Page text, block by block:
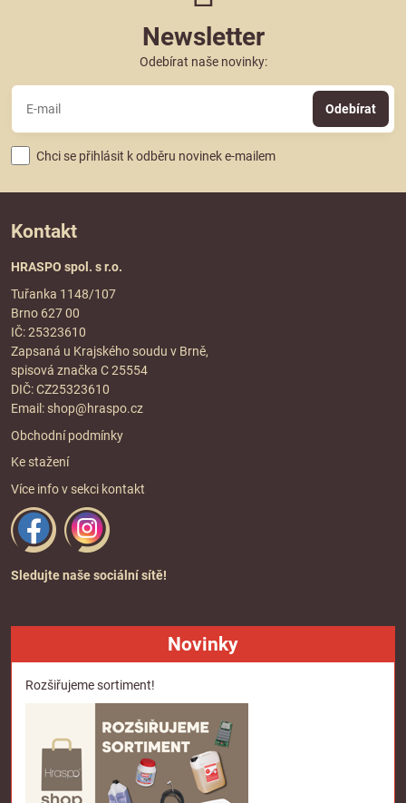
Newsletter
Odebírat naše novinky:
Odebírat
Chci se přihlásit k odběru novinek e-mailem
Kontakt
HRASPO spol. s r.o.
Tuřanka 1148/107
Brno 627 00
IČ: 25323610
Zapsaná u Krajského soudu v Brně,
spisová značka C 25554
DIČ: CZ25323610
Email: shop@hraspo.cz
Obchodní podmínky
Ke stažení
Více info v sekci kontakt
Sledujte naše sociální sítě!
Novinky
Rozšiřujeme sortiment!